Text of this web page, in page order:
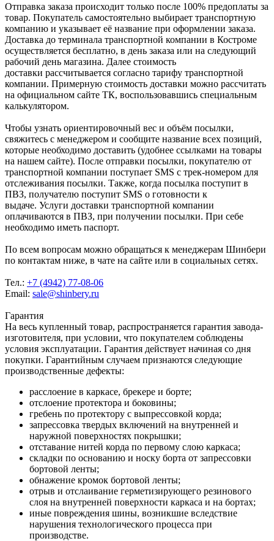
Отправка заказа происходит только после 100% предоплаты за
товар. Покупатель самостоятельно выбирает транспортную
компанию и указывает её название при оформлении заказа.
Доставка до терминала транспортной компании в Костроме
осуществляется бесплатно, в день заказа или на следующий
рабочий день магазина. Далее стоимость
доставки рассчитывается согласно тарифу транспортной
компании. Примерную стоимость доставки можно рассчитать
на официальном сайте ТК, воспользовавшись специальным
калькулятором.
Чтобы узнать ориентировочный вес и объём посылки,
свяжитесь с менеджером и сообщите название всех позиций,
которые необходимо доставить (удобнее ссылками на товары
на нашем сайте). После отправки посылки, покупателю от
транспортной компании поступает SMS с трек-номером для
отслеживания посылки. Также, когда посылка поступит в
ПВЗ, получателю поступит SMS о готовности к
выдаче. Услуги доставки транспортной компании
оплачиваются в ПВЗ, при получении посылки. При себе
необходимо иметь паспорт.
По всем вопросам можно обращаться к менеджерам Шинбери
по контактам ниже, в чате на сайте или в социальных сетях.
Тел.: +7 (4942) 77-08-06
Email: sale@shinbery.ru
Гарантия
На весь купленный товар, распространяется гарантия завода-
изготовителя, при условии, что покупателем соблюдены
условия эксплуатации. Гарантия действует начиная со дня
покупки. Гарантийным случаем признаются следующие
производственные дефекты:
расслоение в каркасе, брекере и борте;
отслоение протектора и боковины;
гребень по протектору с выпрессовкой корда;
запрессовка твердых включений на внутренней и
наружной поверхностях покрышки;
отставание нитей корда по первому слою каркаса;
складки по основанию и носку борта от запрессовки
бортовой ленты;
обнажение кромок бортовой ленты;
отрыв и отслаивание герметизирующего резинового
слоя на внутренней поверхности каркаса и на бортах;
иные повреждения шины, возникшие вследствие
нарушения технологического процесса при
производстве.